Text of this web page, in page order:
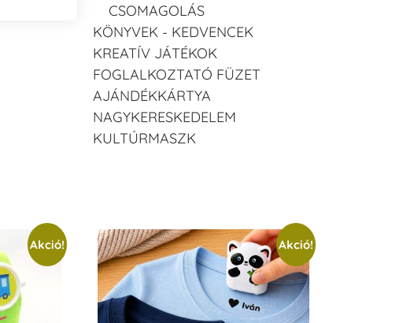
CSOMAGOLÁS
KÖNYVEK - KEDVENCEK
KREATÍV JÁTÉKOK
FOGLALKOZTATÓ FÜZET
AJÁNDÉKKÁRTYA
NAGYKERESKEDELEM
KULTÚRMASZK
Akció! Akció!